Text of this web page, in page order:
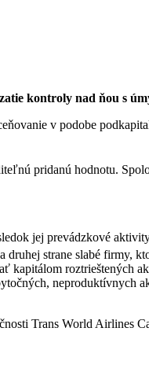
kontroly nad ňou s
v podobe
pridanú hodnotu.
jej prevádzkové
strane slabé firmy,
roztrieštených
Trans World Airlines